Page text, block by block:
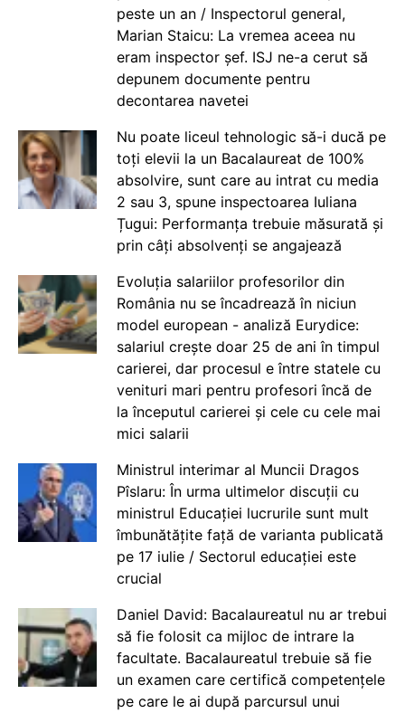
peste un an / Inspectorul general,
Marian Staicu: La vremea aceea nu
eram inspector șef. ISJ ne-a cerut să
depunem documente pentru
decontarea navetei
Nu poate liceul tehnologic să-i ducă pe
toți elevii la un Bacalaureat de 100%
absolvire, sunt care au intrat cu media
2 sau 3, spune inspectoarea Iuliana
Țugui: Performanța trebuie măsurată și
prin câți absolvenți se angajează
Evoluția salariilor profesorilor din
România nu se încadrează în niciun
model european - analiză Eurydice:
salariul crește doar 25 de ani în timpul
carierei, dar procesul e între statele cu
venituri mari pentru profesori încă de
la începutul carierei și cele cu cele mai
mici salarii
Ministrul interimar al Muncii Dragos
Pîslaru: În urma ultimelor discuții cu
ministrul Educației lucrurile sunt mult
îmbunătățite față de varianta publicată
pe 17 iulie / Sectorul educației este
crucial
Daniel David: Bacalaureatul nu ar trebui
să fie folosit ca mijloc de intrare la
facultate. Bacalaureatul trebuie să fie
un examen care certifică competențele
pe care le ai după parcursul unui